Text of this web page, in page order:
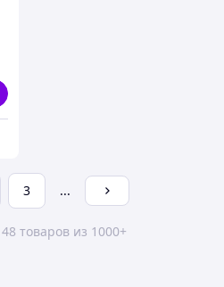
3 ...
товаров из 1000+